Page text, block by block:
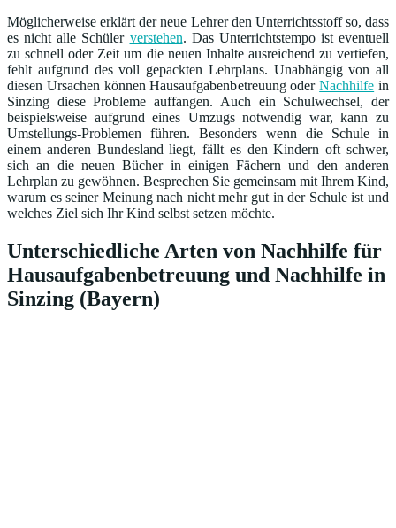
Möglicherweise erklärt der neue Lehrer den Unterrichtsstoff so, dass
es nicht alle Schüler verstehen. Das Unterrichtstempo ist eventuell
zu schnell oder Zeit um die neuen Inhalte ausreichend zu vertiefen,
fehlt aufgrund des voll gepackten Lehrplans. Unabhängig von all
diesen Ursachen können Hausaufgabenbetreuung oderNachhilfe in
Sinzing diese Probleme auffangen. Auch ein Schulwechsel, der
beispielsweise aufgrund eines Umzugs notwendig war, kann zu
Umstellungs-Problemen führen. Besonders wenn die Schule in
einem anderen Bundesland liegt, fällt es den Kindern oft schwer,
sich an die neuen Bücher in einigen Fächern und den anderen
Lehrplan zu gewöhnen. Besprechen Sie gemeinsam mit Ihrem Kind,
warum es seiner Meinung nach nicht mehr gut in der Schule ist und
welches Ziel sich Ihr Kind selbst setzen möchte.
Unterschiedliche Arten von Nachhilfe für
Hausaufgabenbetreuung und Nachhilfe in
Sinzing (Bayern)